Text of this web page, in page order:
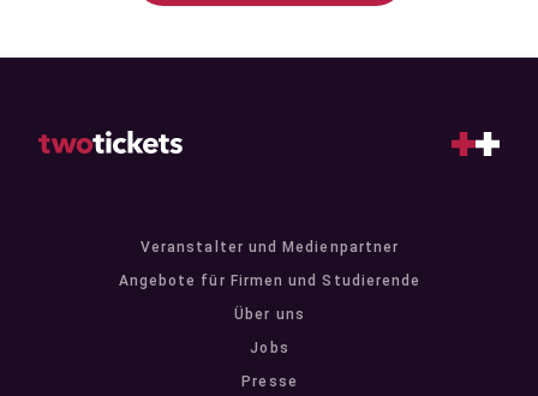
Veranstalter und Medienpartner
Angebote für Firmen und Studierende
Über uns
Jobs
Presse